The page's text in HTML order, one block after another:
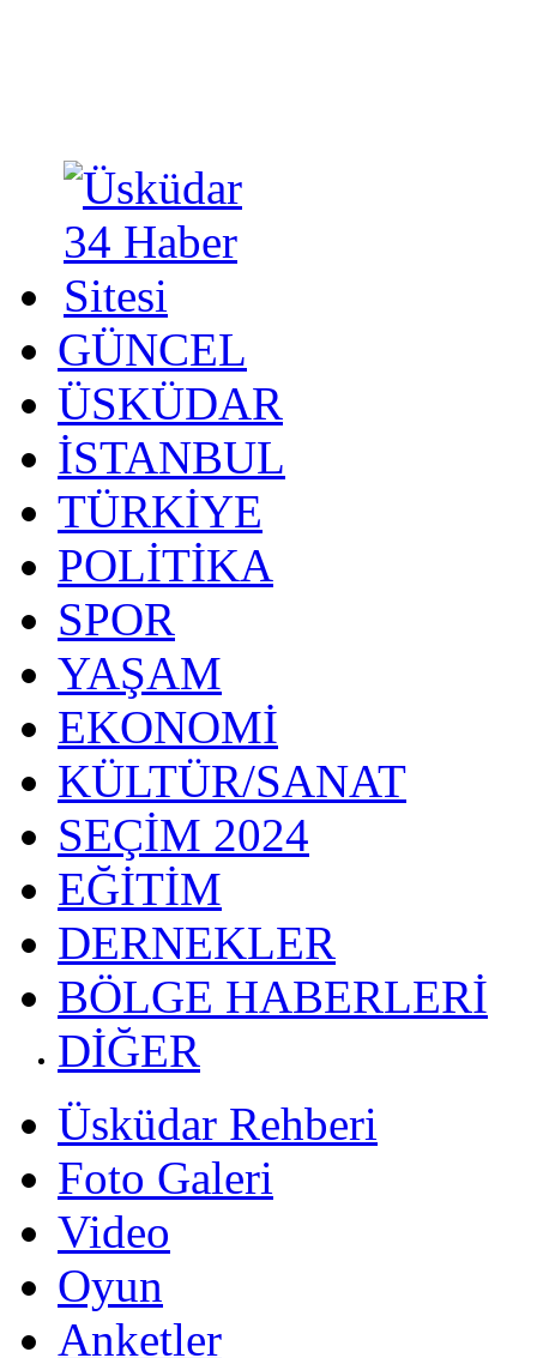
GÜNCEL
ÜSKÜDAR
İSTANBUL
TÜRKİYE
POLİTİKA
SPOR
YAŞAM
EKONOMİ
KÜLTÜR/SANAT
SEÇİM 2024
EĞİTİM
DERNEKLER
BÖLGE HABERLERİ
DİĞER
Üsküdar Rehberi
Foto Galeri
Video
Oyun
Anketler